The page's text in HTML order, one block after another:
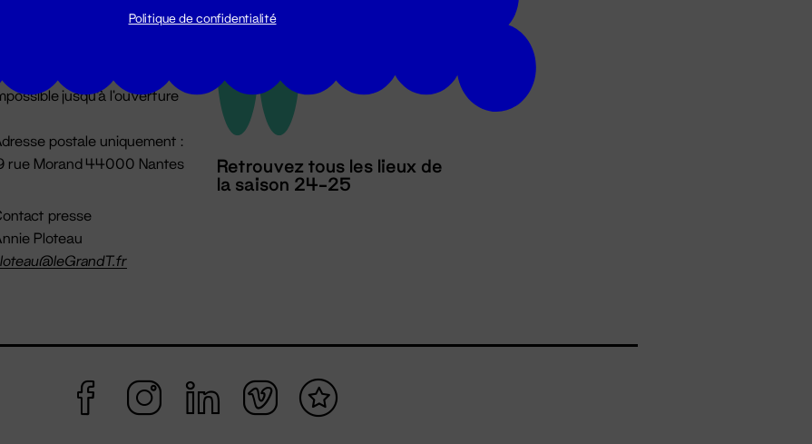
billetterie@leGrandT.fr
jusqu'à l'ouverture
postale uniquement :
rue Morand 44000 Nantes
presse
Ploteau
Retrouvez tous les lieux de
la saison 24-25
Politique de confidentialité